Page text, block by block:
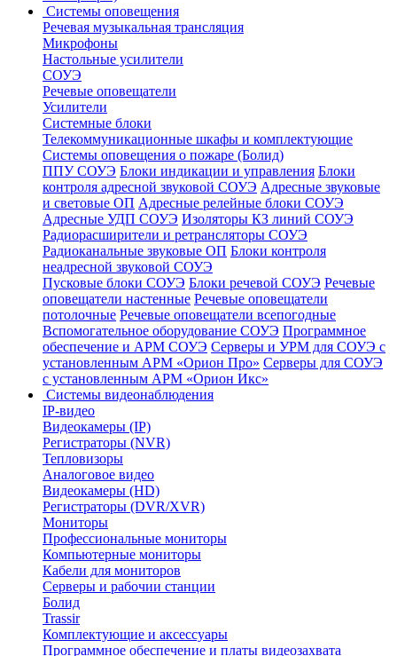
Системы оповещения
Речевая музыкальная трансляция
Микрофоны
Настольные усилители
СОУЭ
Речевые оповещатели
Усилители
Системные блоки
Телекоммуникационные шкафы и комплектующие
Системы оповещения о пожаре (Болид)
ППУ СОУЭ Блоки индикации и управления Блоки
контроля адресной звуковой СОУЭ Адресные звуковые
и световые ОП Адресные релейные блоки СОУЭ
Адресные УДП СОУЭ Изоляторы КЗ линий СОУЭ
Радиорасширители и ретрансляторы СОУЭ
Радиоканальные звуковые ОП Блоки контроля
неадресной звуковой СОУЭ
Пусковые блоки СОУЭ Блоки речевой СОУЭ Речевые
оповещатели настенные Речевые оповещатели
потолочные Речевые оповещатели всепогодные
Вспомогательное оборудование СОУЭ Программное
обеспечение и АРМ СОУЭ Серверы и УРМ для СОУЭ с
установленным АРМ «Орион Про» Серверы для СОУЭ
с установленным АРМ «Орион Икс»
Системы видеонаблюдения
IP-видео
Видеокамеры (IP)
Регистраторы (NVR)
Тепловизоры
Аналоговое видео
Видеокамеры (HD)
Регистраторы (DVR/XVR)
Мониторы
Профессиональные мониторы
Компьютерные мониторы
Кабели для мониторов
Серверы и рабочии станции
Болид
Trassir
Комплектующие и аксессуары
Программное обеспечение и платы видеозахвата